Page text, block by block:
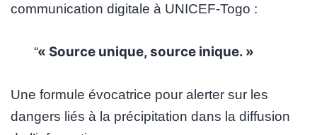
communication digitale à UNICEF-Togo :
« Source unique, source inique. »
Une formule évocatrice pour alerter sur les
dangers liés à la précipitation dans la diffusion